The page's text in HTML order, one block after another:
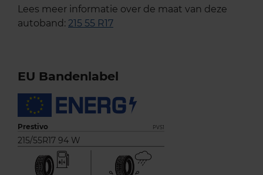
Lees meer informatie over de maat van deze
autoband: 215 55 R17
EU Bandenlabel
Prestivo PVS1
215/55R17 94 W